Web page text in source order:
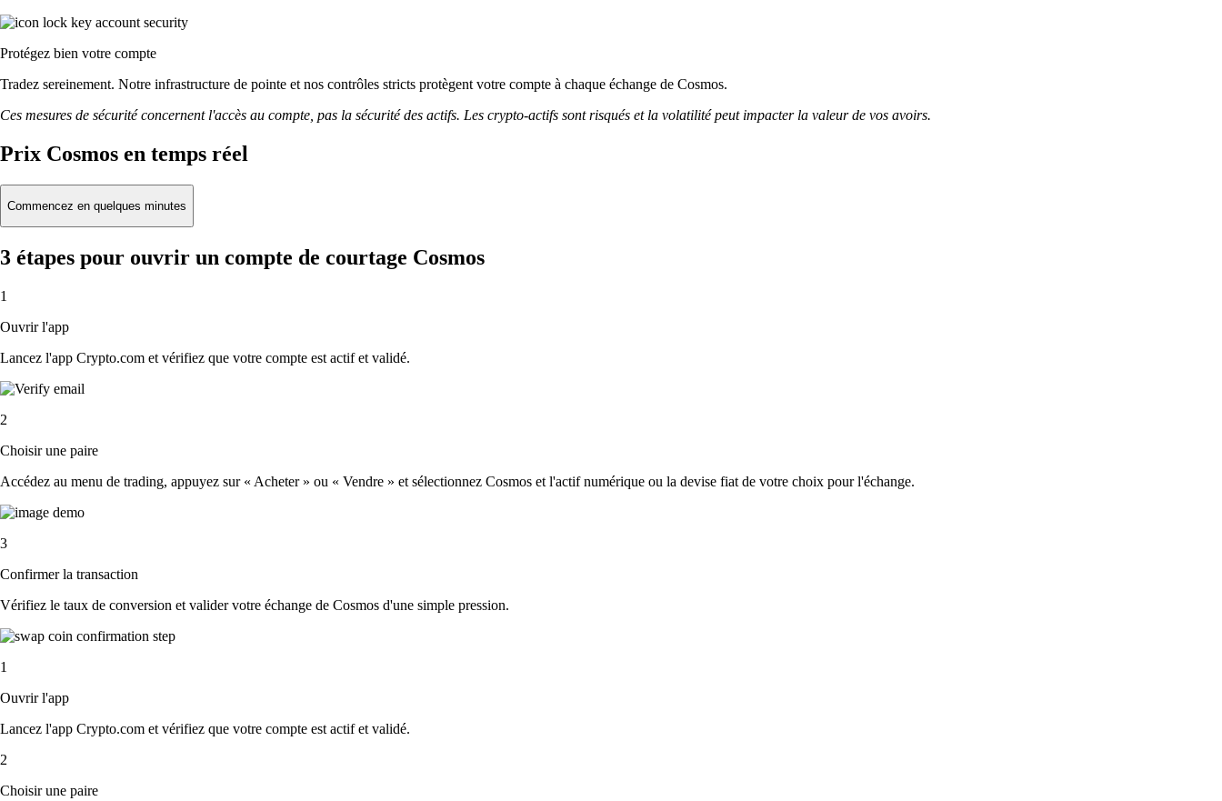
Protégez bien votre compte
Tradez sereinement. Notre infrastructure de pointe et nos contrôles stricts protègent votre compte à chaque échange de Cosmos.
Ces mesures de sécurité concernent l'accès au compte, pas la sécurité des actifs. Les crypto-actifs sont risqués et la volatilité peut impacter la valeur de vos avoirs.
Prix Cosmos en temps réel
Commencez en quelques minutes
3 étapes pour ouvrir un compte de courtage Cosmos
1
Ouvrir l'app
Lancez l'app Crypto.com et vérifiez que votre compte est actif et validé.
2
Choisir une paire
Accédez au menu de trading, appuyez sur « Acheter » ou « Vendre » et sélectionnez Cosmos et l'actif numérique ou la devise fiat de votre choix pour l'échange.
3
Confirmer la transaction
Vérifiez le taux de conversion et valider votre échange de Cosmos d'une simple pression.
1
Ouvrir l'app
Lancez l'app Crypto.com et vérifiez que votre compte est actif et validé.
2
Choisir une paire